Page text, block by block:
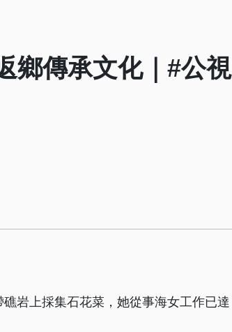
鄉傳承文化｜#公視
岩上採集石花菜，她從事海女工作已達